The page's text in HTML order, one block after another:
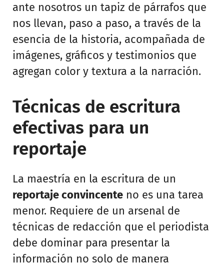
ante nosotros un tapiz de párrafos que
nos llevan, paso a paso, a través de la
esencia de la historia, acompañada de
imágenes, gráficos y testimonios que
agregan color y textura a la narración.
Técnicas de escritura
efectivas para un
reportaje
La maestría en la escritura de un
reportaje convincente no es una tarea
menor. Requiere de un arsenal de
técnicas de redacción que el periodista
debe dominar para presentar la
información no solo de manera